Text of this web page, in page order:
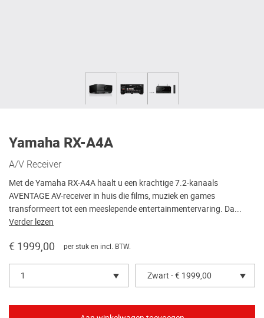
Yamaha RX-A4A
A/V Receiver
Met de Yamaha RX-A4A haalt u een krachtige 7.2-kanaals
AVENTAGE AV-receiver in huis die films, muziek en games
transformeert tot een meeslepende entertainmentervaring. Da...
Verder lezen
€ 1999,00 per stuk en incl. BTW.
1 Zwart - € 1999,00